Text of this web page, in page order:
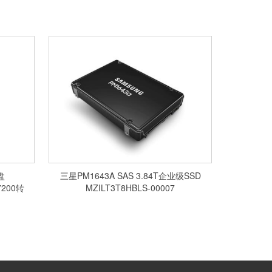
转
三星PM1643A SAS 3.84T企业级SSD
MZILT3T8HBLS-00007